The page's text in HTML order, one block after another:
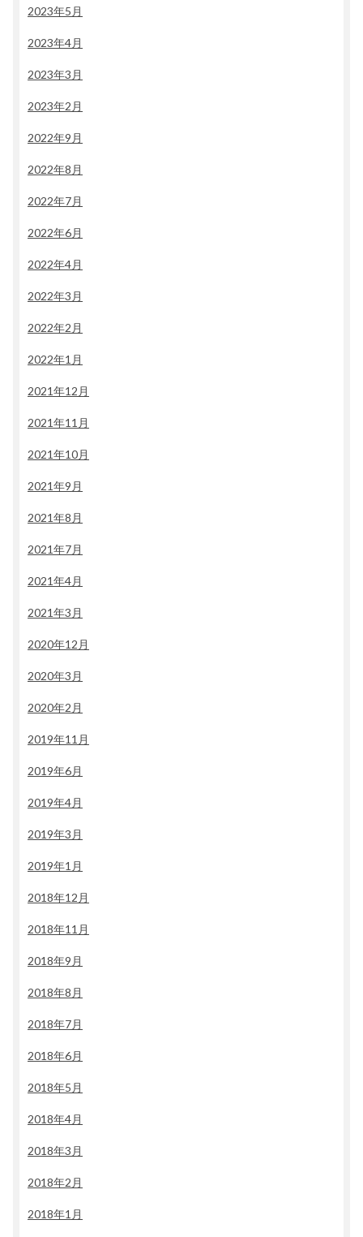
2023年5月
2023年4月
2023年3月
2023年2月
2022年9月
2022年8月
2022年7月
2022年6月
2022年4月
2022年3月
2022年2月
2022年1月
2021年12月
2021年11月
2021年10月
2021年9月
2021年8月
2021年7月
2021年4月
2021年3月
2020年12月
2020年3月
2020年2月
2019年11月
2019年6月
2019年4月
2019年3月
2019年1月
2018年12月
2018年11月
2018年9月
2018年8月
2018年7月
2018年6月
2018年5月
2018年4月
2018年3月
2018年2月
2018年1月